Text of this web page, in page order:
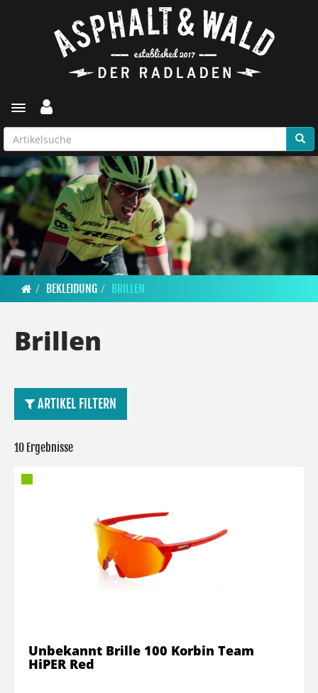
Toggle navigation
BEKLEIDUNG BRILLEN
Brillen
ARTIKEL FILTERN
10 Ergebnisse
Unbekannt Brille 100 Korbin Team
HiPER Red